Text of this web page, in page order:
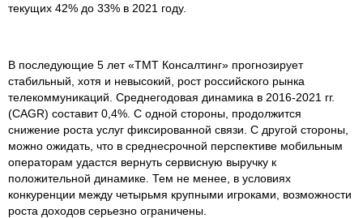
текущих 42% до 33% в 2021 году.
В последующие 5 лет «ТМТ Консалтинг» прогнозирует
стабильный, хотя и невысокий, рост российского рынка
телекоммуникаций. Среднегодовая динамика в 2016-2021 гг.
(CAGR) составит 0,4%. С одной стороны, продолжится
снижение роста услуг фиксированной связи. С другой стороны,
можно ожидать, что в среднесрочной перспективе мобильным
операторам удастся вернуть сервисную выручку к
положительной динамике. Тем не менее, в условиях
конкуренции между четырьмя крупными игроками, возможности
роста доходов серьезно ограничены.